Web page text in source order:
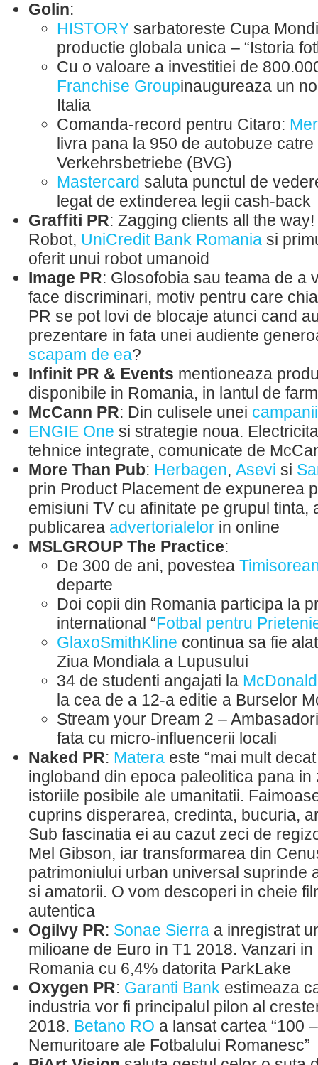
Golin:
HISTORY sarbatoreste Cupa
productie globala unica – “Istoria
Cu o valoare a investitiei de
Franchise Groupinaugureaza un
Italia
Comanda-record pentru Citaro:
livra pana la 950 de autobuze
Verkehrsbetriebe (BVG)
Mastercard saluta punctul de
legat de extinderea legii cash-back
Graffiti PR: Zagging clients all the
Robot, UniCredit Bank Romania si
oferit unui robot umanoid
Image PR: Glosofobia sau teama de a
face discriminari, motiv pentru care
PR se pot lovi de blocaje atunci cand
prezentare in fata unei audiente
scapam de ea?
Infinit PR & Events mentioneaza
disponibile in Romania, in lantul de
McCann PR: Din culisele unei
ENGIE One si strategie noua.
tehnice integrate, comunicate de
More Than Pub: Herbagen, Asevi si
prin Product Placement de expunerea
emisiuni TV cu afinitate pe grupul tinta,
publicarea advertorialelor in online
MSLGROUP The Practice:
De 300 de ani, povestea
departe
Doi copii din Romania participa la
international “Fotbal pentru
GlaxoSmithKline continua sa fie
Ziua Mondiala a Lupusului
34 de studenti angajati la
la cea de a 12-a editie a Burselor
Stream your Dream 2 –
fata cu micro-influencerii locali
Naked PR: Matera este “mai mult
ingloband din epoca paleolitica pana
istoriile posibile ale umanitatii.
cuprins disperarea, credinta, bucuria,
Sub fascinatia ei au cazut zeci de
Mel Gibson, iar transformarea din
patrimoniului urban universal suprinde
si amatorii. O vom descoperi in cheie
autentica
Ogilvy PR: Sonae Sierra a inregistrat
milioane de Euro in T1 2018. Vanzari
Romania cu 6,4% datorita ParkLake
Oxygen PR: Garanti Bank estimeaza
industria vor fi principalul pilon al
2018. Betano RO a lansat cartea “100
Nemuritoare ale Fotbalului Romanesc”